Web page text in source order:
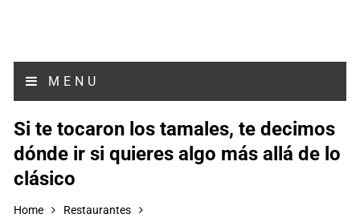
MENU
Si te tocaron los tamales, te decimos
dónde ir si quieres algo más allá de lo
clásico
Home
Restaurantes